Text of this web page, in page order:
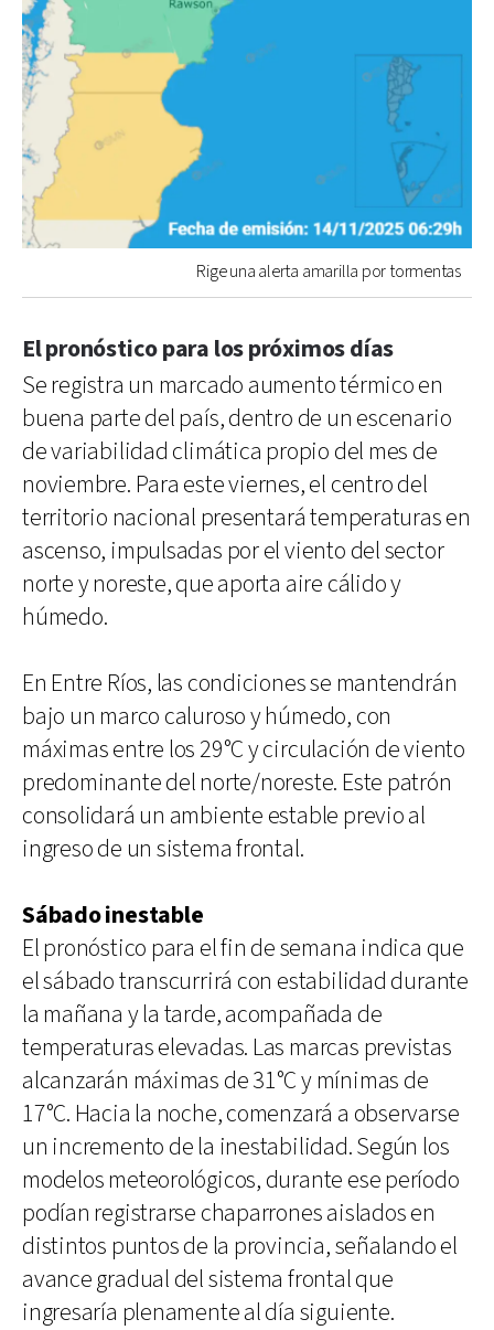
Rige una alerta amarilla por tormentas
El pronóstico para los próximos días
Se registra un marcado aumento térmico en
buena parte del país, dentro de un escenario
de variabilidad climática propio del mes de
noviembre. Para este viernes, el centro del
territorio nacional presentará temperaturas en
ascenso, impulsadas por el viento del sector
norte y noreste, que aporta aire cálido y
húmedo.
En Entre Ríos, las condiciones se mantendrán
bajo un marco caluroso y húmedo, con
máximas entre los 29°C y circulación de viento
predominante del norte/noreste. Este patrón
consolidará un ambiente estable previo al
ingreso de un sistema frontal.
Sábado inestable
El pronóstico para el fin de semana indica que
el sábado transcurrirá con estabilidad durante
la mañana y la tarde, acompañada de
temperaturas elevadas. Las marcas previstas
alcanzarán máximas de 31°C y mínimas de
17°C. Hacia la noche, comenzará a observarse
un incremento de la inestabilidad. Según los
modelos meteorológicos, durante ese período
podían registrarse chaparrones aislados en
distintos puntos de la provincia, señalando el
avance gradual del sistema frontal que
ingresaría plenamente al día siguiente.